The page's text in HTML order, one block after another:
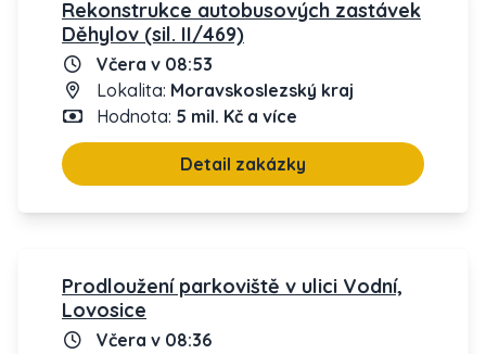
Rekonstrukce autobusových zastávek
Děhylov (sil. II/469)
Včera v 08:53
Lokalita: Moravskoslezský kraj
Hodnota: 5 mil. Kč a více
Detail zakázky
Prodloužení parkoviště v ulici Vodní,
Lovosice
Včera v 08:36